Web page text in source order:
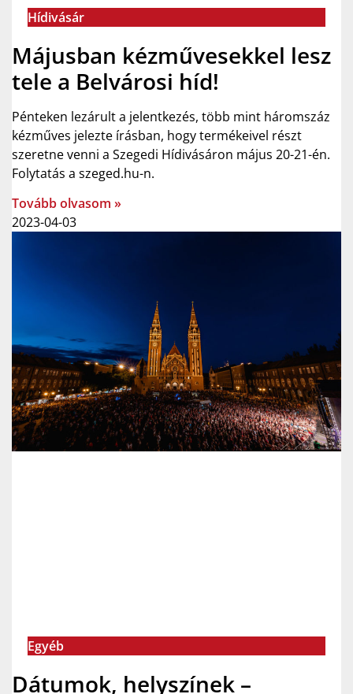
Hídivásár
Májusban kézművesekkel lesz
tele a Belvárosi híd!
Pénteken lezárult a jelentkezés, több mint háromszáz
kézműves jelezte írásban, hogy termékeivel részt
szeretne venni a Szegedi Hídivásáron május 20-21-én.
Folytatás a szeged.hu-n.
Tovább olvasom »
2023-04-03
Egyéb
Dátumok, helyszínek –